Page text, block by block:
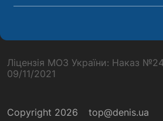
Copyright 2026 top@denis.ua
Ліцензія МОЗ України: Наказ
09/11/2021